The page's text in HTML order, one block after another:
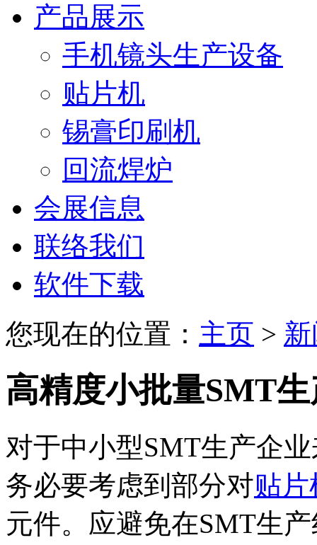
产品展示
手机镜头生产设备
贴片机
锡膏印刷机
回流焊炉
会展信息
联络我们
软件下载
您现在的位置： 主页 >
高精度小批量SMT
对于中小型SMT生产企
务必要考虑到部分对贴
元件。应避免在SMT生